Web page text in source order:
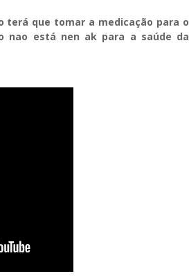
terá que tomar a medicação para o
nao está nen ak para a saúde da